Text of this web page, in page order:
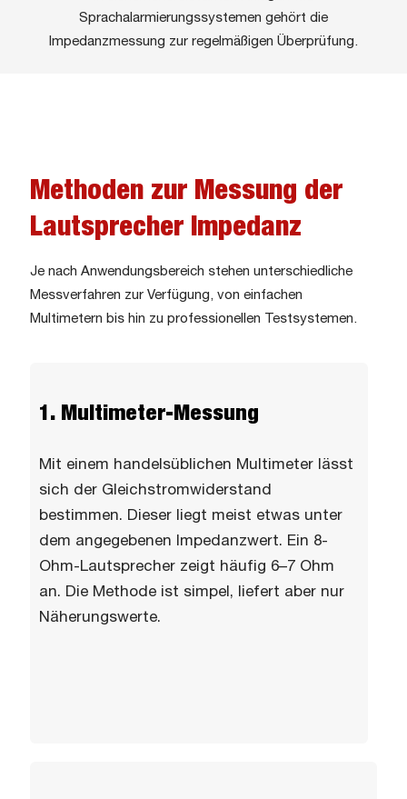
Sprachalarmierungssystemen gehört die
Impedanzmessung zur regelmäßigen Überprüfung.
Methoden zur Messung der
Lautsprecher Impedanz
Je nach Anwendungsbereich stehen unterschiedliche
Messverfahren zur Verfügung, von einfachen
Multimetern bis hin zu professionellen Testsystemen.
1. Multimeter-Messung
Mit einem handelsüblichen Multimeter lässt
sich der Gleichstromwiderstand
bestimmen. Dieser liegt meist etwas unter
dem angegebenen Impedanzwert. Ein 8-
Ohm-Lautsprecher zeigt häufig 6–7 Ohm
an. Die Methode ist simpel, liefert aber nur
Näherungswerte.